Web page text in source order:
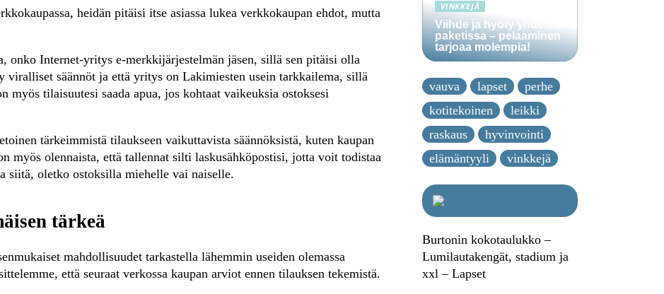
heidän pitäisi itse asiassa lukea verkkokaupan ehdot, mutta
onko Internet-yritys e-merkkijärjestelmän jäsen, sillä sen pitäisi olla
viralliset säännöt ja että yritys on Lakimiesten usein tarkkailema, sillä
myös tilaisuutesi saada apua, jos kohtaat vaikeuksia ostoksesi
tärkeimmistä tilaukseen vaikuttavista säännöksistä, kuten kaupan
myös olennaista, että tallennat silti laskusähköpostisi, jotta voit todistaa
siitä, oletko ostoksilla miehelle vai naiselle.
tärkeä
mahdollisuudet tarkastella lähemmin useiden olemassa
että seuraat verkossa kaupan arviot ennen tilauksen tekemistä.
VINKKEJÄ
Viihde ja hyöty yhdessä
paketissa – pelaaminen
tarjoaa molempia!
vauva lapset
perhe
kotitekoinen
leikki
raskaus
hyvinvointi
elämäntyyli
vinkkejä
Burtonin kokotaulukko –
Lumilautakengät, stadium ja
xxl – Lapset